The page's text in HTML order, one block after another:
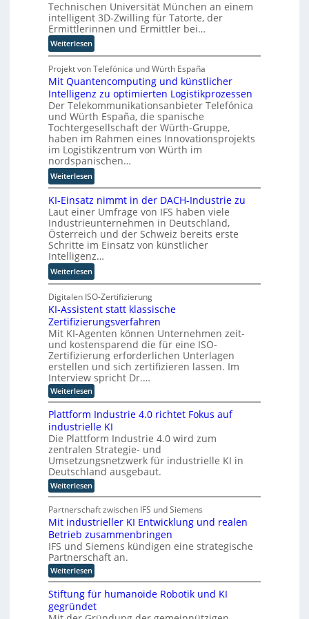
a
u
R
o
u
t
r
-
H
e
r
s
t
e
l
l
e
r
n
i
s
i
e
r
u
n
g
s
l
ö
s
u
n
g
e
n
T
w
i
e
h
a
u
s
w
i
r
d
n
e
u
W
a
g
o
-
C
E
O
Technischen Universität München an einem
intelligent 3D-Zwilling für Tatorte, der
Ermittlerinnen und Ermittler bei…
Weiterlesen:
E
i
n
3
D
-
Z
w
i
l
l
i
n
g
f
ü
r
T
a
t
r
t
e
Projekt von Telefónica und Würth España
Mit Quantencomputing und künstlicher
Intelligenz zu optimierten Logistikprozessen
Der Telekommunikationsanbieter Telefónica
und Würth España, die spanische
Tochtergesellschaft der Würth-Gruppe,
haben im Rahmen eines Innovationsprojekts
im Logistikzentrum von Würth im
nordspanischen…
Weiterlesen:
M
i
t
Q
u
a
n
t
e
n
c
o
m
p
u
t
i
n
g
u
n
d
k
ü
n
s
t
l
i
c
h
e
r
I
n
KI-Einsatz nimmt in der DACH-Industrie zu
Laut einer Umfrage von IFS haben viele
Industrieunternehmen in Deutschland,
Österreich und der Schweiz bereits erste
Schritte im Einsatz von künstlicher
Intelligenz…
Weiterlesen:
K
I
-
E
i
n
s
a
t
z
m
m
t
i
n
d
e
r
D
A
C
H
-
I
n
Digitalen ISO-Zertifizierung
KI-Assistent statt klassische
Zertifizierungsverfahren
Mit KI-Agenten können Unternehmen zeit-
und kostensparend die für eine ISO-
Zertifizierung erforderlichen Unterlagen
erstellen und sich zertifizieren lassen. Im
Interview spricht Dr.…
Weiterlesen:
K
-
A
s
i
s
t
e
n
t
s
t
a
t
t
k
l
a
s
s
i
Plattform Industrie 4.0 richtet Fokus auf
industrielle KI
Die Plattform Industrie 4.0 wird zum
zentralen Strategie- und
Umsetzungsnetzwerk für industrielle KI in
Deutschland ausgebaut.
Weiterlesen:
P
a
t
t
f
o
r
m
I
n
d
u
Partnerschaft zwischen IFS und Siemens
Mit industrieller KI Entwicklung und realen
Betrieb zusammenbringen
IFS und Siemens kündigen eine strategische
Partnerschaft an.
Weiterlesen:
M
i
t
i
Stiftung für humanoide Robotik und KI
gegründet